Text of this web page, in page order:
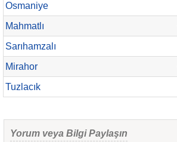
Osmaniye
Mahmatlı
Sarıhamzalı
Mirahor
Tuzlacık
Yorum veya Bilgi Paylaşın